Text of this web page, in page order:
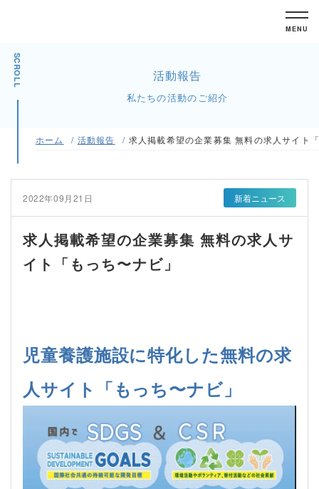
MENU
SCROLL 活動報告
私たちの活動のご紹介
ホーム 活動報告 求人掲載希望の企業募集 無料の求人サイト
2022年09月21日 新着ニュース
求人掲載希望の企業募集 無料の求人サ
イト「もっち〜ナビ」
児童養護施設に特化した無料の求
人サイト「もっち〜ナビ」